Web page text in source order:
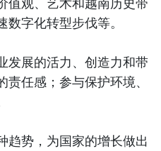
字化转型步伐等。
发展的活力、创造力和带
任感；参与保护环境、
趋势，为国家的增长做出